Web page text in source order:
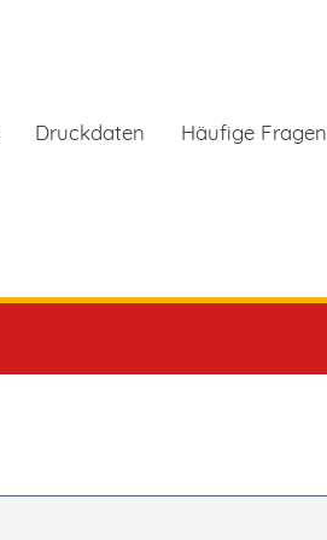
Druckdaten Häufige Fragen